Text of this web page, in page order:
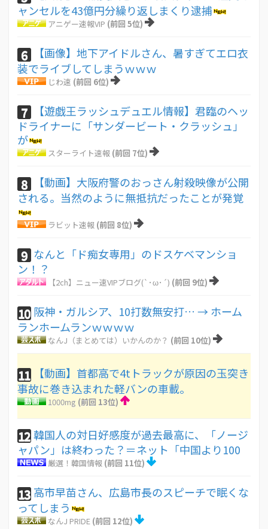
ャンセルを43億円分繰り返しまくり逮捕
アニゲー速報VIP (前回 5位)
6
【画像】地下アイドルさん、暑すぎてエロ衣
装でライブしてしまうｗｗｗ
じわ速 (前回 6位)
7
【遊戯王ラッシュデュエル情報】君臨のヘッ
ドライナーに「サンダービート・クラッシュ」
が
スターライト速報 (前回 7位)
8
【動画】大阪府警のおっさん射殺映像が公開
される。当然のように無抵抗だったことが発覚
ラビット速報 (前回 8位)
9 なんと「ド痴女専用」のドスケベマンショ
ン！？
【2ch】ニュー速VIPブログ(`･ω･´) (前回 9位)
10 阪神・ガルシア、10打数無安打… → ホーム
ランホームランｗｗｗｗ
なんJ（まとめては）いかんのか？ (前回 10位)
11
【動画】首都高で4tトラックが原因の玉突き
事故に巻き込まれた軽バンの車載。
1000mg (前回 13位)
12韓国人の対日好感度が過去最高に、「ノージ
ャパン」は終わった？＝ネット「中国より100
厳選！韓国情報 (前回 11位)
13 高市早苗さん、広島市長のスピーチで眠くな
ってしまう
なんJ PRIDE (前回 12位)